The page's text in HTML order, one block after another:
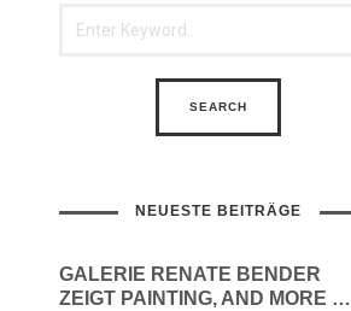
NEUESTE BEITRÄGE
GALERIE RENATE BENDER
ZEIGT PAINTING, AND MORE …